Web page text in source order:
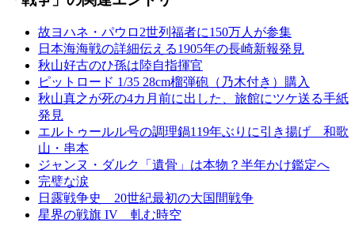
故ヨハネ・パウロ2世列福者に150万人が参集
日本海海戦の詳細伝える1905年の長崎新報発見
秋山好古のひ孫は陸自指揮官
ピットロード 1/35 28cm榴弾砲（乃木付き）購入
秋山真之が死の4カ月前に出した、旅館にツケ送る手紙
発見
エルトゥールル号の調理鍋119年ぶりに引き揚げ 和歌
山・串本
ジャンヌ・ダルク「遺骨」は本物？半年かけ鑑定へ
完璧な涙
日露戦争史 20世紀最初の大国間戦争
星界の戦旗 IV 軋む時空